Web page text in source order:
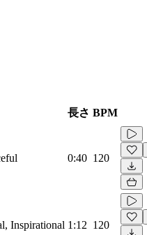
長さ BPM
0:40 120
Inspirational 1:12 120